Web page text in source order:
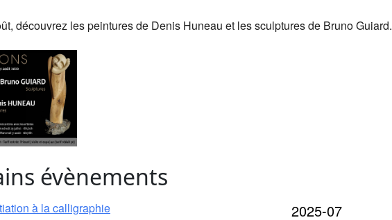
découvrez les peintures de Denis Huneau et les sculptures de Bruno Guiard.
évènements
à la calligraphie